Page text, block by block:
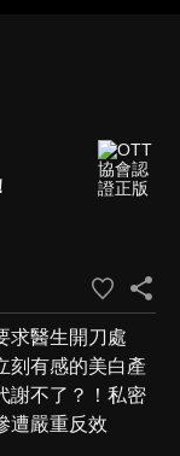
求醫生開刀處
刻有感的美白產
謝不了？！私密
遭嚴重反效